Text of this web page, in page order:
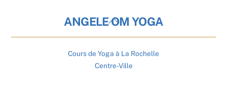
Back
ANGELE OM YOGA
Cours de Yoga à La Rochelle
Centre-Ville